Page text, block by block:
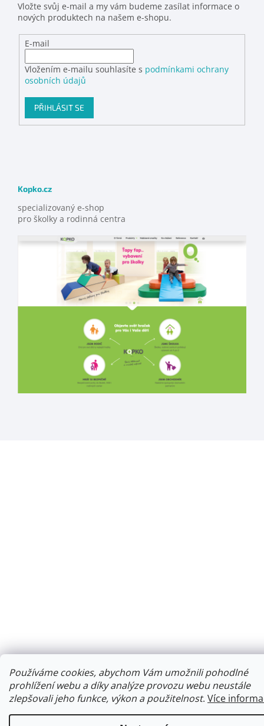
Používáme cookies, abychom Vám umožnili pohodlné
prohlížení webu a díky analýze provozu webu neustále
zlepšovali jeho funkce, výkon a použitelnost. Více
Vložte svůj e-mail a my vám budeme zasílat informace o
nových produktech na našem e-shopu.
E-mail
Vložením e-mailu souhlasíte s podmínkami ochrany
osobních údajů
PŘIHLÁSIT SE
Kopko.cz
specializovaný e-shop
pro školky a rodinná centra